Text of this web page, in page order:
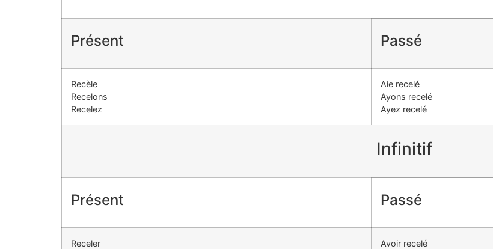
Présent Passé
Recèle
Recelons
Recelez
Aie recelé
Ayons recelé
Ayez recelé
Infinitif
Présent Passé
Receler Avoir recelé